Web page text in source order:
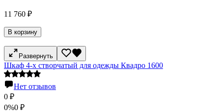
11 760 ₽
В корзину
Развернуть
Шкаф 4-х створчатый для одежды Квадро 1600
Нет отзывов
0 ₽
0%0 ₽